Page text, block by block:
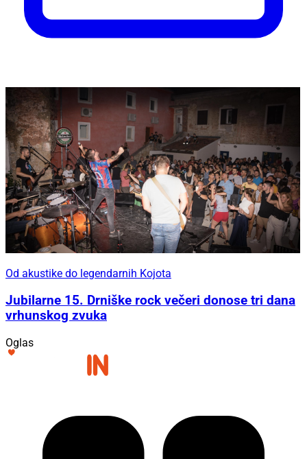
Od akustike do legendarnih Kojota
Jubilarne 15. Drniške rock večeri donose tri dana
vrhunskog zvuka
Oglas